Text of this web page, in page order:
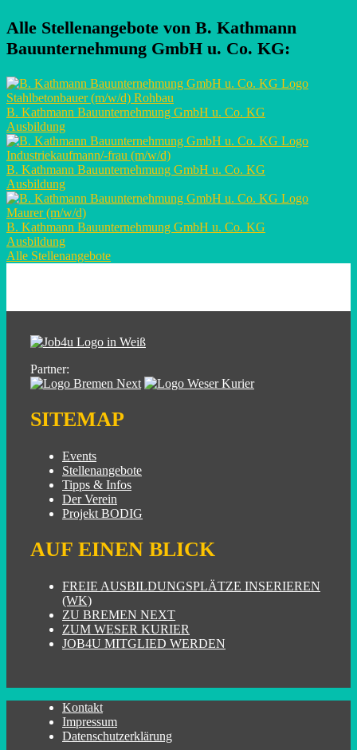
Alle Stellenangebote von B. Kathmann
Bauunternehmung GmbH u. Co. KG:
Stahlbetonbauer (m/w/d) Rohbau
B. Kathmann Bauunternehmung GmbH u. Co. KG
Ausbildung
Industriekaufmann/-frau (m/w/d)
B. Kathmann Bauunternehmung GmbH u. Co. KG
Ausbildung
Maurer (m/w/d)
B. Kathmann Bauunternehmung GmbH u. Co. KG
Ausbildung
Alle Stellenangebote
Partner:
SITEMAP
Events
Stellenangebote
Tipps & Infos
Der Verein
Projekt BODIG
AUF EINEN BLICK
FREIE AUSBILDUNGSPLÄTZE INSERIEREN
(WK)
ZU BREMEN NEXT
ZUM WESER KURIER
JOB4U MITGLIED WERDEN
Kontakt
Impressum
Datenschutzerklärung